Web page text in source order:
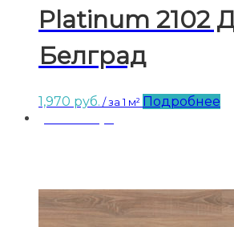
Platinum 2102
Белград
1,970 руб. / за 1 м² Подробнее